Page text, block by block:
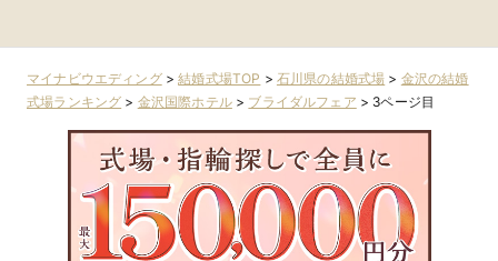
ヨーク）
マイナビウエディング>結婚式場TOP > 石川県の結婚式場 > 金沢の結婚
式場ランキング > 金沢国際ホテル> ブライダルフェア > 3ページ目